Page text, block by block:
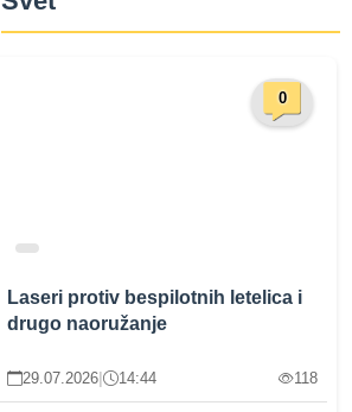
0
Laseri protiv bespilotnih letelica i
drugo naoružanje
29.07.2026| 14:44 118